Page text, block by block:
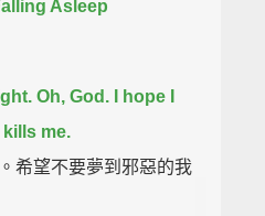
Asleep
Oh, God. I hope I
me.
希望不要夢到邪惡的我